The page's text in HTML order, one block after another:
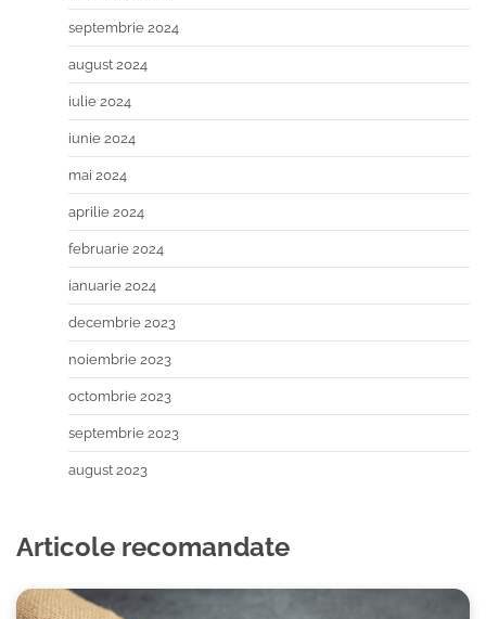
septembrie 2024
august 2024
iulie 2024
iunie 2024
mai 2024
aprilie 2024
februarie 2024
ianuarie 2024
decembrie 2023
noiembrie 2023
octombrie 2023
septembrie 2023
august 2023
Articole recomandate